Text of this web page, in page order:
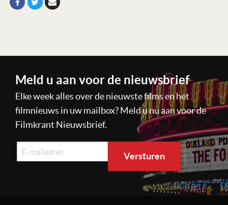
Meld u aan voor de nieuwsbrief
Elke week alles over de nieuwste films en het
filmnieuws in uw mailbox? Meld u nu aan voor de
Filmkrant Nieuwsbrief.